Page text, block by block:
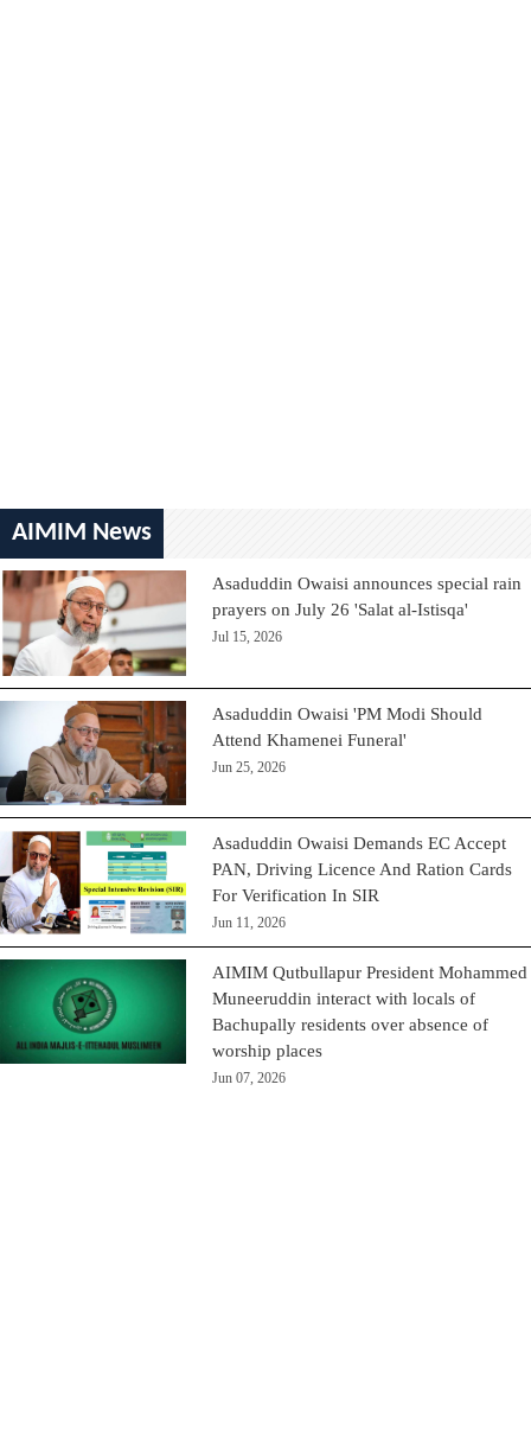
AIMIM News
Asaduddin Owaisi announces special rain
prayers on July 26 'Salat al-Istisqa'
Jul 15, 2026
Asaduddin Owaisi 'PM Modi Should
Attend Khamenei Funeral'
Jun 25, 2026
Asaduddin Owaisi Demands EC Accept
PAN, Driving Licence And Ration Cards
For Verification In SIR
Jun 11, 2026
AIMIM Qutbullapur President Mohammed
Muneeruddin interact with locals of
Bachupally residents over absence of
worship places
Jun 07, 2026